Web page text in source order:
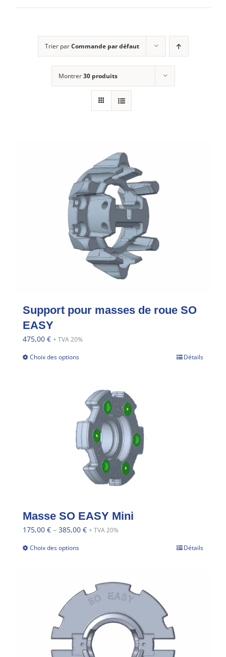
Trier parCommande par défaut
Montrer30 produits
Support pour masses de roue SO
EASY
475,00 € + TVA 20%
Choix des options Détails
Masse SO EASY Mini
175,00 € – 385,00 € + TVA 20%
Choix des options Détails